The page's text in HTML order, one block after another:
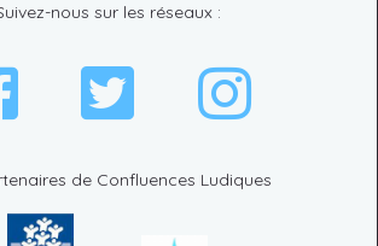
de Confluences Ludiques
nous sur les réseaux :